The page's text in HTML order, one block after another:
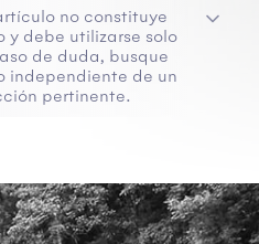
no constituye
y debe utilizarse solo
de duda, busque
independiente de un
pertinente.